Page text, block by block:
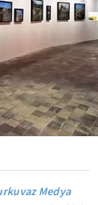
Medya